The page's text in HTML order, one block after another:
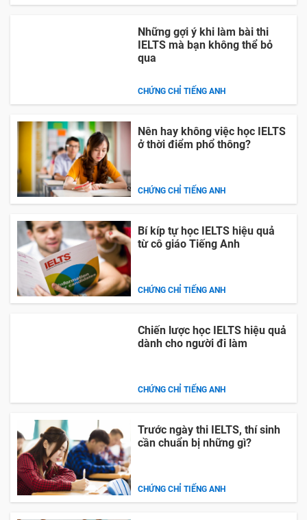
Những gợi ý khi làm bài thi
IELTS mà bạn không thể bỏ
qua
CHỨNG CHỈ TIẾNG ANH
Nên hay không việc học IELTS
ở thời điểm phổ thông?
CHỨNG CHỈ TIẾNG ANH
Bí kíp tự học IELTS hiệu quả
từ cô giáo Tiếng Anh
CHỨNG CHỈ TIẾNG ANH
Chiến lược học IELTS hiệu quả
dành cho người đi làm
CHỨNG CHỈ TIẾNG ANH
Trước ngày thi IELTS, thí sinh
cần chuẩn bị những gì?
CHỨNG CHỈ TIẾNG ANH